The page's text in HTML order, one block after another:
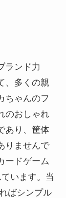
ランド力
、多くの親
ちゃんのフ
のおしゃれ
あり、筐体
りませんで
ードゲーム
います。当
ばシンプル